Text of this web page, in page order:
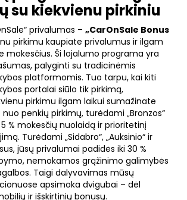
su kiekvienu pirkiniu
privalumas – „CarOnSale Bonus
pirkimu kaupiate privalumus ir ilgam
mokesčius. Ši lojalumo programa yra
palyginti su tradicinėmis
platformomis. Tuo tarpu, kai kiti
portalai siūlo tik pirkimą,
pirkimu ilgam laikui sumažinate
penkių pirkimų, turėdami „Bronzos“
% mokesčių nuolaidą ir prioritetinį
Turėdami „Sidabro“, „Auksinio“ ir
jūsų privalumai padidės iki 30 %
nemokamos grąžinimo galimybės
Taigi dalyvavimas mūsų
apsimoka dvigubai – dėl
ir išskirtinių bonusų.